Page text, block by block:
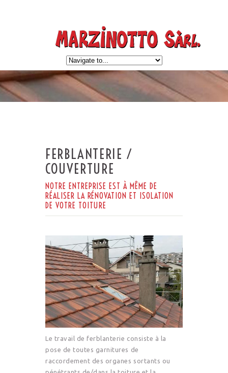
FERBLANTERIE /
COUVERTURE
NOTRE ENTREPRISE EST À MÊME DE
RÉALISER LA RÉNOVATION ET ISOLATION
DE VOTRE TOITURE
Le travail de ferblanterie consiste à la
pose de toutes garnitures de
raccordement des organes sortants ou